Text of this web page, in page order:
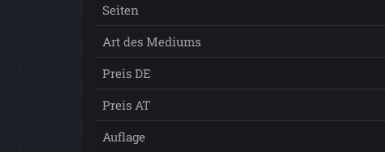
Seiten
Art des Mediums
Preis DE
Preis AT
Auflage